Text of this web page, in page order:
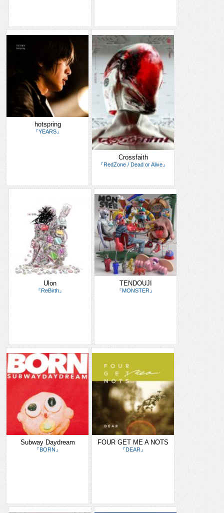
hotspring
『YEARS』
Crossfaith
『RedZone / Dead or Alive』
Ulon
『ReBirth』
TENDOUJI
『MONSTER』
Subway Daydream
『BORN』
FOUR GET ME A NOTS
『DEAR』